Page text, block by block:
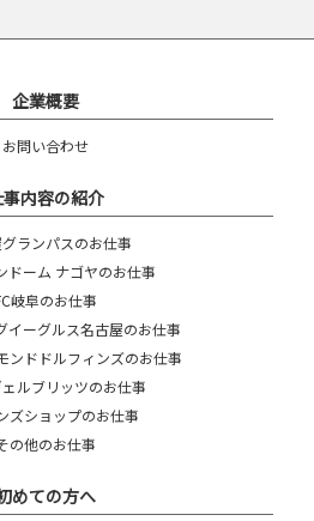
企業概要
お問い合わせ
事内容の紹介
ランパスのお仕事
ドーム ナゴヤのお仕事
岐阜のお仕事
イーグルス名古屋のお仕事
ンドドルフィンズのお仕事
ェルブリッツのお仕事
ズショップのお仕事
の他のお仕事
めての方へ